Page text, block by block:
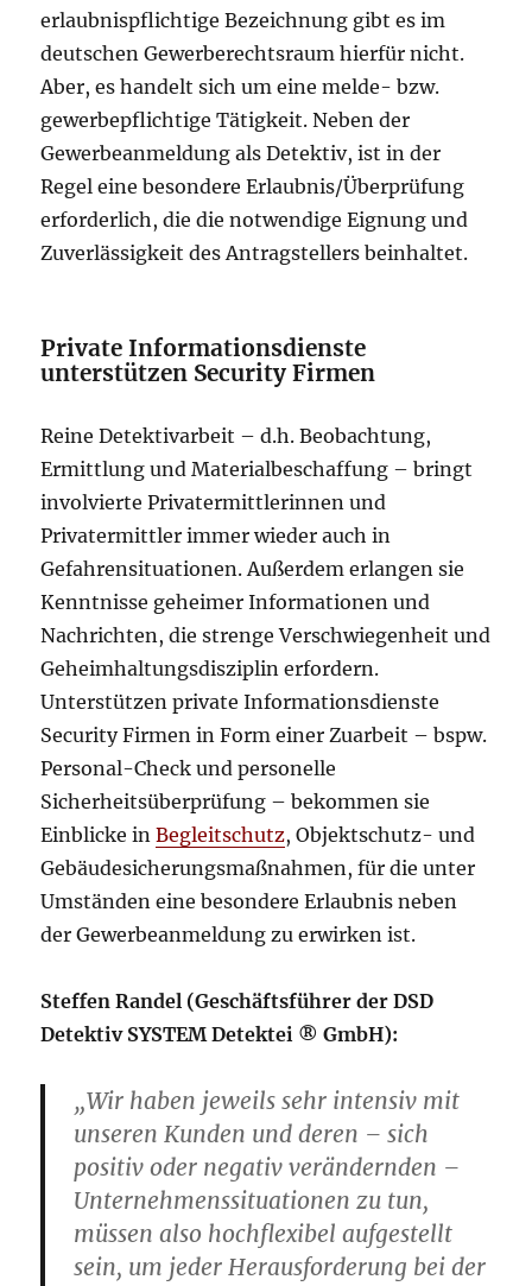
erlaubnispflichtige Bezeichnung gibt es im
deutschen Gewerberechtsraum hierfür nicht.
Aber, es handelt sich um eine melde- bzw.
gewerbepflichtige Tätigkeit. Neben der
Gewerbeanmeldung als Detektiv, ist in der
Regel eine besondere Erlaubnis/Überprüfung
erforderlich, die die notwendige Eignung und
Zuverlässigkeit des Antragstellers beinhaltet.
Private Informationsdienste
unterstützen Security Firmen
Reine Detektivarbeit – d.h. Beobachtung,
Ermittlung und Materialbeschaffung – bringt
involvierte Privatermittlerinnen und
Privatermittler immer wieder auch in
Gefahrensituationen. Außerdem erlangen sie
Kenntnisse geheimer Informationen und
Nachrichten, die strenge Verschwiegenheit und
Geheimhaltungsdisziplin erfordern.
Unterstützen private Informationsdienste
Security Firmen in Form einer Zuarbeit – bspw.
Personal-Check und personelle
Sicherheitsüberprüfung – bekommen sie
Einblicke inBegleitschutz, Objektschutz- und
Gebäudesicherungsmaßnahmen, für die unter
Umständen eine besondere Erlaubnis neben
der Gewerbeanmeldung zu erwirken ist.
Steffen Randel (Geschäftsführer der DSD
Detektiv SYSTEM Detektei ® GmbH):
„Wir haben jeweils sehr intensiv mit
unseren Kunden und deren – sich
positiv oder negativ verändernden –
Unternehmenssituationen zu tun,
müssen also hochflexibel aufgestellt
sein, um jeder Herausforderung bei der